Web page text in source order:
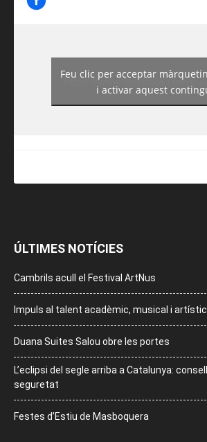
https://www.facebook.com/
Feu clic per acceptar
i activar aquest
ÚLTIMES NOTÍCIES
Cambrils acull el Festival ArtNus
Impuls al talent acadèmic, musical i artístic
Duana Suites Salou obre les portes
L’eclipsi del segle arriba a Catalunya:
seguretat
Festes d’Estiu de Masboquera